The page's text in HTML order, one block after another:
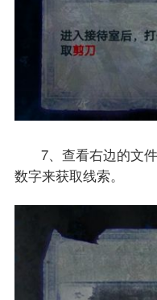
7、查看右边的文
数字来获取线索。